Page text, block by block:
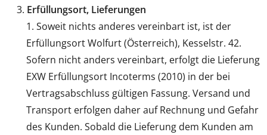
Erfüllungsort, Lieferungen
Soweit nichts anderes vereinbart ist, ist der
Erfüllungsort Wolfurt (Österreich), Kesselstr. 42.
Sofern nicht anders vereinbart, erfolgt die Lieferung
EXW Erfüllungsort Incoterms (2010) in der bei
Vertragsabschluss gültigen Fassung. Versand und
Transport erfolgen daher auf Rechnung und Gefahr
des Kunden. Sobald die Lieferung dem Kunden am